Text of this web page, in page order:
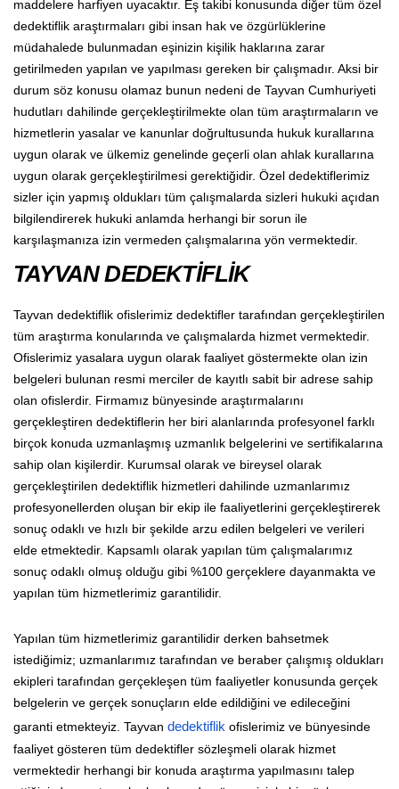
maddelere harfiyen uyacaktır. Eş takibi konusunda diğer tüm özel
dedektiflik araştırmaları gibi insan hak ve özgürlüklerine
müdahalede bulunmadan eşinizin kişilik haklarına zarar
getirilmeden yapılan ve yapılması gereken bir çalışmadır. Aksi bir
durum söz konusu olamaz bunun nedeni de Tayvan Cumhuriyeti
hudutları dahilinde gerçekleştirilmekte olan tüm araştırmaların ve
hizmetlerin yasalar ve kanunlar doğrultusunda hukuk kurallarına
uygun olarak ve ülkemiz genelinde geçerli olan ahlak kurallarına
uygun olarak gerçekleştirilmesi gerektiğidir. Özel dedektiflerimiz
sizler için yapmış oldukları tüm çalışmalarda sizleri hukuki açıdan
bilgilendirerek hukuki anlamda herhangi bir sorun ile
karşılaşmanıza izin vermeden çalışmalarına yön vermektedir.
TAYVAN DEDEKTİFLİK
Tayvan dedektiflik ofislerimiz dedektifler tarafından gerçekleştirilen
tüm araştırma konularında ve çalışmalarda hizmet vermektedir.
Ofislerimiz yasalara uygun olarak faaliyet göstermekte olan izin
belgeleri bulunan resmi merciler de kayıtlı sabit bir adrese sahip
olan ofislerdir. Firmamız bünyesinde araştırmalarını
gerçekleştiren dedektiflerin her biri alanlarında profesyonel farklı
birçok konuda uzmanlaşmış uzmanlık belgelerini ve sertifikalarına
sahip olan kişilerdir. Kurumsal olarak ve bireysel olarak
gerçekleştirilen dedektiflik hizmetleri dahilinde uzmanlarımız
profesyonellerden oluşan bir ekip ile faaliyetlerini gerçekleştirerek
sonuç odaklı ve hızlı bir şekilde arzu edilen belgeleri ve verileri
elde etmektedir. Kapsamlı olarak yapılan tüm çalışmalarımız
sonuç odaklı olmuş olduğu gibi %100 gerçeklere dayanmakta ve
yapılan tüm hizmetlerimiz garantilidir.
Yapılan tüm hizmetlerimiz garantilidir derken bahsetmek
istediğimiz; uzmanlarımız tarafından ve beraber çalışmış oldukları
ekipleri tarafından gerçekleşen tüm faaliyetler konusunda gerçek
belgelerin ve gerçek sonuçların elde edildiğini ve edileceğini
garanti etmekteyiz. Tayvan dedektiflik ofislerimiz ve bünyesinde
faaliyet gösteren tüm dedektifler sözleşmeli olarak hizmet
vermektedir herhangi bir konuda araştırma yapılmasını talep